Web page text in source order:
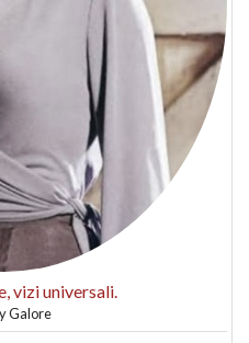
vizi universali.
Galore